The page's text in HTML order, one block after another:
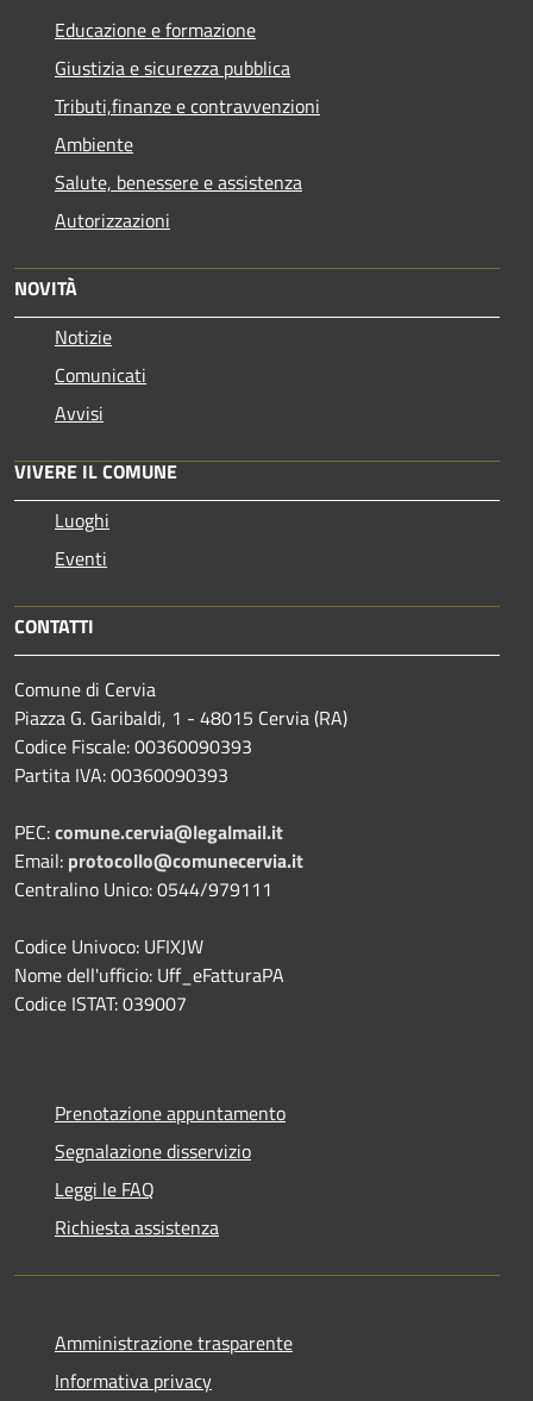
Educazione e formazione
Giustizia e sicurezza pubblica
Tributi,finanze e contravvenzioni
Ambiente
Salute, benessere e assistenza
Autorizzazioni
NOVITÀ
Notizie
Comunicati
Avvisi
VIVERE IL COMUNE
Luoghi
Eventi
CONTATTI
Comune di Cervia
Piazza G. Garibaldi, 1 - 48015 Cervia (RA)
Codice Fiscale: 00360090393
Partita IVA: 00360090393
PEC:comune.cervia@legalmail.it
Email: protocollo@comunecervia.it
Centralino Unico: 0544/979111
Codice Univoco: UFIXJW
Nome dell'ufficio: Uff_eFatturaPA
Codice ISTAT: 039007
Prenotazione appuntamento
Segnalazione disservizio
Leggi le FAQ
Richiesta assistenza
Amministrazione trasparente
Informativa privacy